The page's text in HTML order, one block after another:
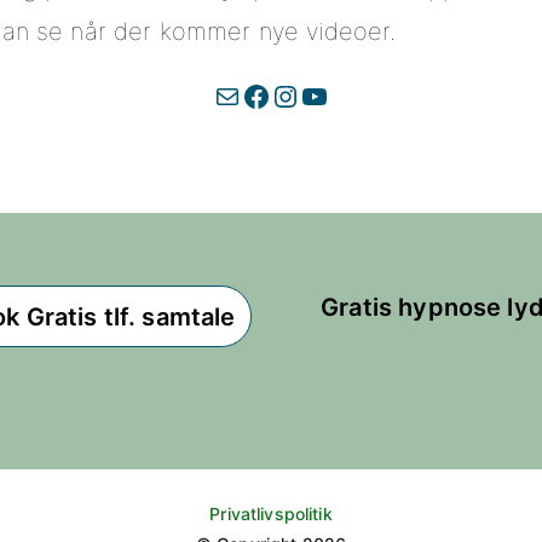
se når der kommer nye videoer.
Mail Facebook Instagram YouTube
Gratis tlf. samtale Gratis hypnose
Privatlivspolitik